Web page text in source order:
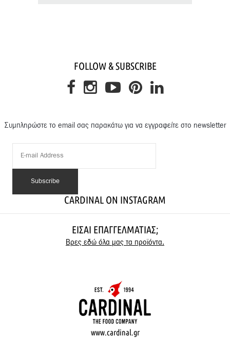
FOLLOW & SUBSCRIBE
Συμπληρώστε το email σας παρακάτω για να εγγραφείτε στο newsletter
CARDINAL ON INSTAGRAM
ΕΊΣΑΙ ΕΠΑΓΓΕΛΜΑΤΊΑΣ;
Βρες εδώ όλα μας τα προϊόντα.
www.cardinal.gr